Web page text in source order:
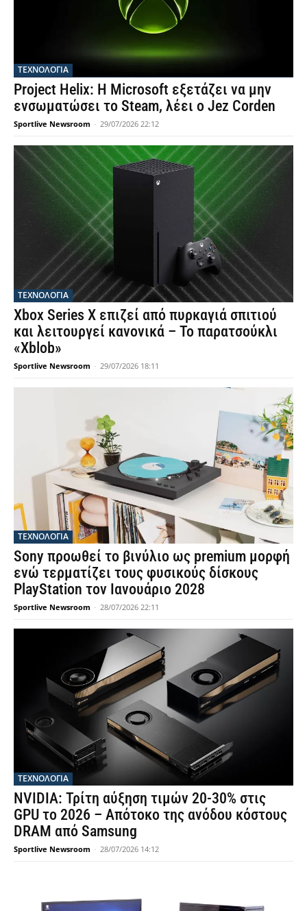
ΤΕΧΝΟΛΟΓΙΑ
Project Helix: Η Microsoft εξετάζει να μην
ενσωματώσει το Steam, λέει ο Jez Corden
Sportlive Newsroom - 29/07/2026 22:12
ΤΕΧΝΟΛΟΓΙΑ
Xbox Series X επιζεί από πυρκαγιά σπιτιού
και λειτουργεί κανονικά – Το παρατσούκλι
«Xblob»
Sportlive Newsroom - 29/07/2026 18:11
ΤΕΧΝΟΛΟΓΙΑ
Sony προωθεί το βινύλιο ως premium μορφή
ενώ τερματίζει τους φυσικούς δίσκους
PlayStation τον Ιανουάριο 2028
Sportlive Newsroom - 28/07/2026 22:11
ΤΕΧΝΟΛΟΓΙΑ
NVIDIA: Τρίτη αύξηση τιμών 20-30% στις
GPU το 2026 – Απότοκο της ανόδου κόστους
DRAM από Samsung
Sportlive Newsroom - 28/07/2026 14:12